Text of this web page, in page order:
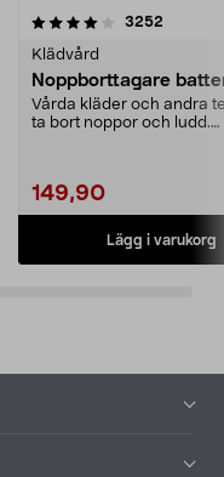
3252
Klädvård
Noppborttagare
Vårda kläder och andra
ta bort noppor och ludd.
149,90
Lägg i varukorg
4.5av 5 stjärnor